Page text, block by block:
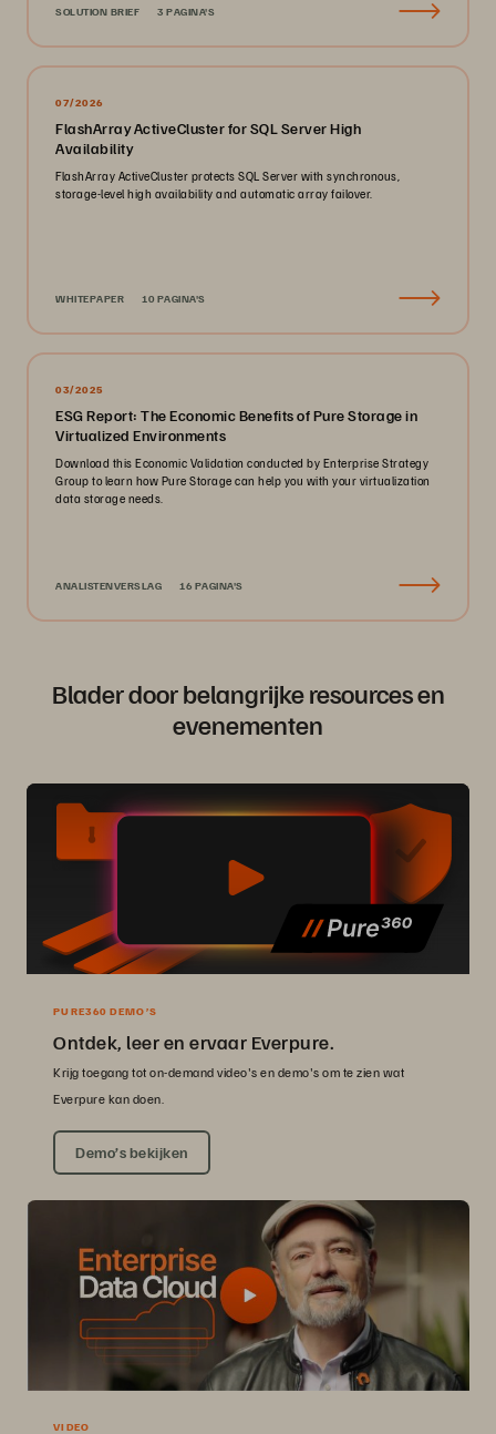
SOLUTION BRIEF 3 PAGINA'S
07/2026
FlashArray ActiveCluster for SQL Server High
Availability
FlashArray ActiveCluster protects SQL Server with synchronous,
storage-level high availability and automatic array failover.
WHITEPAPER 10 PAGINA'S
03/2025
ESG Report: The Economic Benefits of Pure Storage in
Virtualized Environments
Download this Economic Validation conducted by Enterprise Strategy
Group to learn how Pure Storage can help you with your virtualization
data storage needs.
ANALISTENVERSLAG 16 PAGINA'S
Blader door belangrijke resources en
evenementen
PURE360 DEMO’S
Ontdek, leer en ervaar Everpure.
Krijg toegang tot on-demand video's en demo's om te zien wat
Everpure kan doen.
Demo’s bekijken
VIDEO